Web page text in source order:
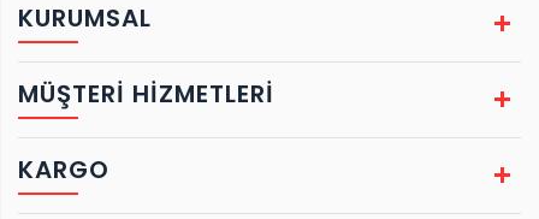
KURUMSAL
MÜŞTERİ HİZMETLERİ
KARGO